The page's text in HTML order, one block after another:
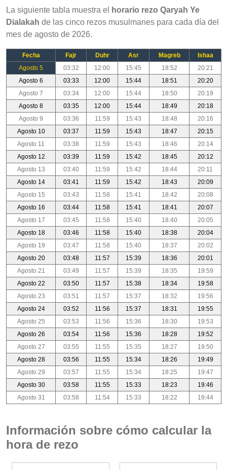
La siguiente tabla muestra el
horario rezo Qaryah Ye
Dialakah de las cinco rezos musulmanes para cada día del
mes de agosto de 2026.
Fecha Fajr Duhr Asr Magreb
Ishaa
Agosto 5
03:32 12:00 15:45 18:52
20:21
Agosto 6
03:33 12:00 15:44 18:51
20:20
Agosto 7
03:34 12:00 15:44 18:50
20:19
Agosto 8
03:35 12:00 15:44 18:49
20:18
Agosto 9
03:36 11:59 15:43 18:48
20:16
Agosto 10
03:37 11:59 15:43 18:47
20:15
Agosto 11
03:38 11:59 15:43 18:46
20:14
Agosto 12
03:39 11:59 15:42 18:45
20:12
Agosto 13
03:40 11:59 15:42 18:44
20:11
Agosto 14
03:41 11:59 15:42 18:43
20:09
Agosto 15
03:43 11:58 15:41 18:42
20:08
Agosto 16
03:44 11:58 15:41 18:41
20:07
Agosto 17
03:45 11:58 15:40 18:40
20:05
Agosto 18
03:46 11:58 15:40 18:38
20:04
Agosto 19
03:47 11:58 15:40 18:37
20:02
Agosto 20
03:48 11:57 15:39 18:36
20:01
Agosto 21
03:49 11:57 15:39 18:35
19:59
Agosto 22
03:50 11:57 15:38 18:34
19:58
Agosto 23
03:51 11:57 15:37 18:32
19:56
Agosto 24
03:52 11:56 15:37 18:31
19:55
Agosto 25
03:53 11:56 15:36 18:30
19:53
Agosto 26
03:54 11:56 15:36 18:28
19:52
Agosto 27
03:55 11:55 15:35 18:27
19:50
Agosto 28
03:56 11:55 15:34 18:26
19:49
Agosto 29
03:57 11:55 15:34 18:25
19:47
Agosto 30
03:58 11:55 15:33 18:23
19:46
Agosto 31
03:58 11:54 15:33 18:22 19:44
Información sobre cómo calcular la
hora de rezo